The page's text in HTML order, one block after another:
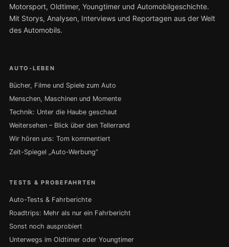
Motorsport, Oldtimer, Youngtimer und Automobilgeschichte.
Mit Storys, Analysen, Interviews und Reportagen aus der Welt
des Automobils.
AUTO-LEBEN
Bücher, Filme und Spiele zum Auto
Menschen, Maschinen und Momente
Technik: Unter die Haube geschaut
Weitersehen – Blick über den Tellerrand
Wir hören uns: Tom kommentiert
Zeit-Spiegel „Auto-Werbung“
TESTS & PROBEFAHRTEN
Auto-Tests & Fahrberichte
Roadtrips: Mehr als nur ein Fahrbericht
Sonst noch ausprobiert
Unterwegs im Oldtimer oder Youngtimer